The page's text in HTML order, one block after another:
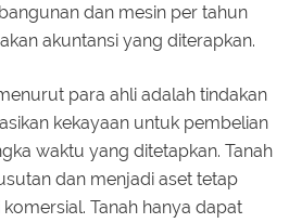
dan mesin per tahun
akuntansi yang diterapkan.
para ahli adalah tindakan
kekayaan untuk pembelian
waktu yang ditetapkan. Tanah
dan menjadi aset tetap
Tanah hanya dapat